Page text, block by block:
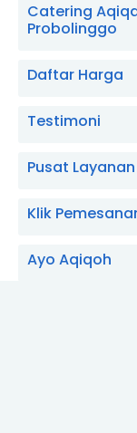
Catering
Probolinggo
Daftar Harga
Testimoni
Pusat Layanan
Klik
Ayo Aqiqoh